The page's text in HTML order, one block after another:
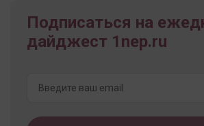
Подписаться на
дайджест 1nep.ru